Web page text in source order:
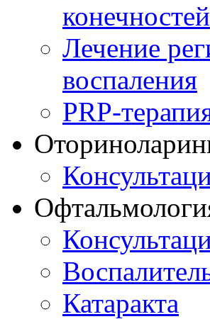
конечностей
Лечение
воспаления
PRP-
Катаракта